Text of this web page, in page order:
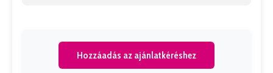
Hozzáadás az ajánlatkéréshez